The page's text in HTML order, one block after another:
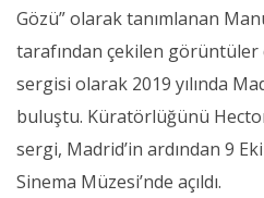
Gözü” olarak tanımlanan
tarafından çekilen görüntüler
sergisi olarak 2019 yılında
buluştu. Küratörlüğünü
sergi, Madrid’in ardından 9
Sinema Müzesi’nde açıldı.